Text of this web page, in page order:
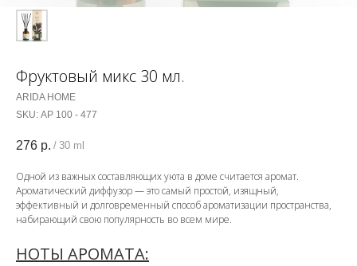
Фруктовый микс 30 мл.
ARIDA HOME
SKU: АР 100 - 477
276 р. / 30 ml
Одной из важных составляющих уюта в доме считается аромат.
Ароматический диффузор — это самый простой, изящный,
эффективный и долговременный способ ароматизации пространства,
набирающий свою популярность во всем мире.
НОТЫ АРОМАТА: